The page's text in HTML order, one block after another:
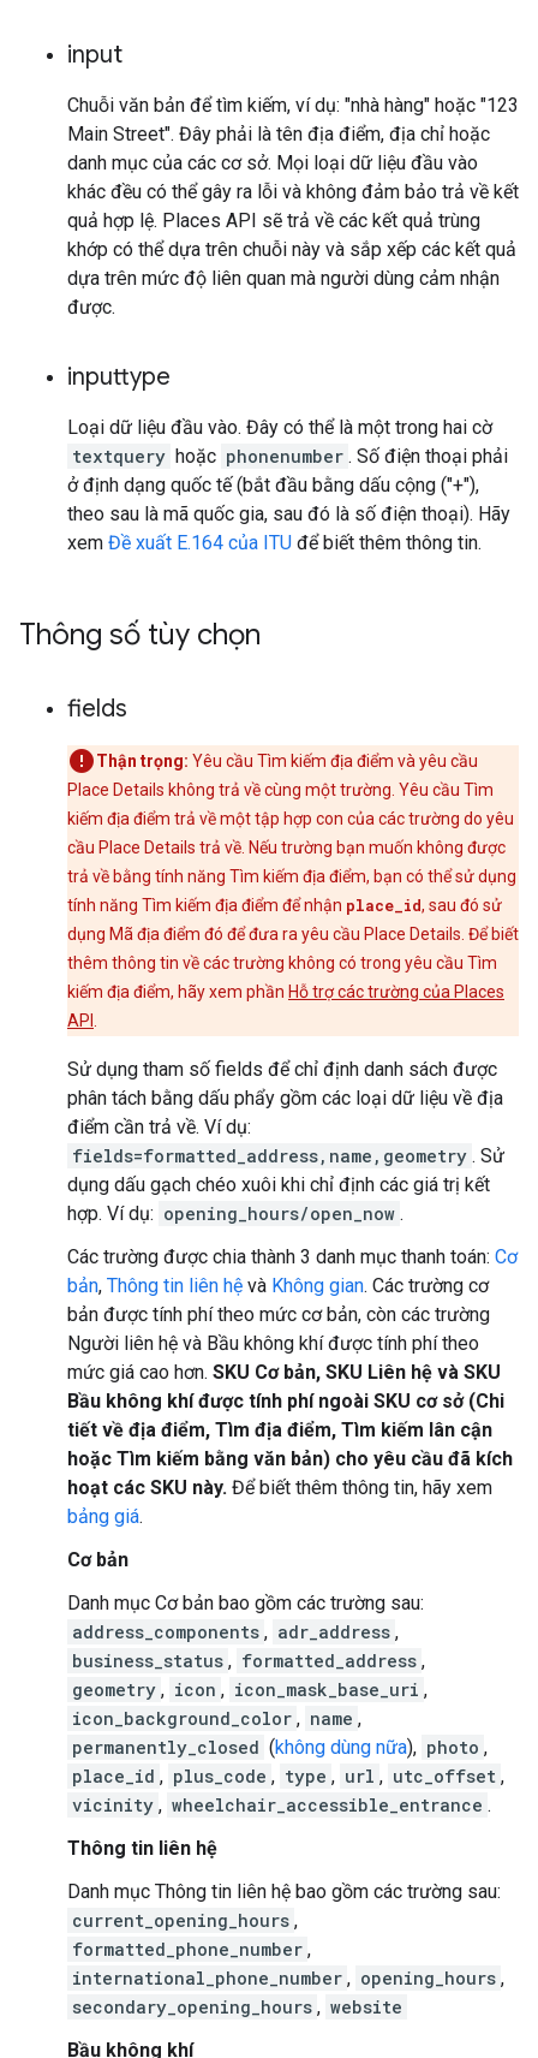
input
Chuỗi văn bản để tìm kiếm, ví dụ: "nhà hàng" hoặc "123
Main Street". Đây phải là tên địa điểm, địa chỉ hoặc
danh mục của các cơ sở. Mọi loại dữ liệu đầu vào
khác đều có thể gây ra lỗi và không đảm bảo trả về kết
quả hợp lệ. Places API sẽ trả về các kết quả trùng
khớp có thể dựa trên chuỗi này và sắp xếp các kết quả
dựa trên mức độ liên quan mà người dùng cảm nhận
được.
inputtype
Loại dữ liệu đầu vào. Đây có thể là một trong hai cờ
textquery hoặc phonenumber . Số điện thoại phải
ở định dạng quốc tế (bắt đầu bằng dấu cộng ("+"),
theo sau là mã quốc gia, sau đó là số điện thoại). Hãy
xem Đề xuất E.164 của ITU để biết thêm thông tin.
Thông số tùy chọn
fields
Thận trọng: Yêu cầu Tìm kiếm địa điểm và yêu cầu
Place Details không trả về cùng một trường. Yêu cầu Tìm
kiếm địa điểm trả về một tập hợp con của các trường do yêu
cầu Place Details trả về. Nếu trường bạn muốn không được
trả về bằng tính năng Tìm kiếm địa điểm, bạn có thể sử dụng
tính năng Tìm kiếm địa điểm để nhận place_id, sau đó sử
dụng Mã địa điểm đó để đưa ra yêu cầu Place Details. Để biết
thêm thông tin về các trường không có trong yêu cầu Tìm
kiếm địa điểm, hãy xem phần Hỗ trợ các trường của Places
API
Sử dụng tham số fields để chỉ định danh sách được
phân tách bằng dấu phẩy gồm các loại dữ liệu về địa
điểm cần trả về. Ví dụ:
fields=formatted_address,name,geometry . Sử
dụng dấu gạch chéo xuôi khi chỉ định các giá trị kết
hợp. Ví dụ: opening_hours/open_now .
Các trường được chia thành 3 danh mục thanh toán: Cơ
bản, Thông tin liên hệ và Không gian. Các trường cơ
bản được tính phí theo mức cơ bản, còn các trường
Người liên hệ và Bầu không khí được tính phí theo
mức giá cao hơn. SKU Cơ bản, SKU Liên hệ và SKU
Bầu không khí được tính phí ngoài SKU cơ sở (Chi
tiết về địa điểm, Tìm địa điểm, Tìm kiếm lân cận
hoặc Tìm kiếm bằng văn bản) cho yêu cầu đã kích
hoạt các SKU này. Để biết thêm thông tin, hãy xem
bảng giá.
Cơ bản
Danh mục Cơ bản bao gồm các trường sau:
address_components , adr_address ,
business_status , formatted_address ,
geometry , icon , icon_mask_base_uri ,
icon_background_color , name ,
permanently_closed (không dùng nữa), photo ,
place_id , plus_code , type , url , utc_offset ,
vicinity , wheelchair_accessible_entrance .
Thông tin liên hệ
Danh mục Thông tin liên hệ bao gồm các trường sau:
current_opening_hours ,
formatted_phone_number ,
international_phone_number , opening_hours ,
secondary_opening_hours , website
Bầu không khí